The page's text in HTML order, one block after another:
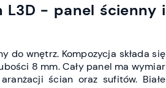
L3D - panel ścienny i
do wnętrz. Kompozycja składa się
8 mm. Cały panel ma wymiar
ścian oraz sufitów. Białe